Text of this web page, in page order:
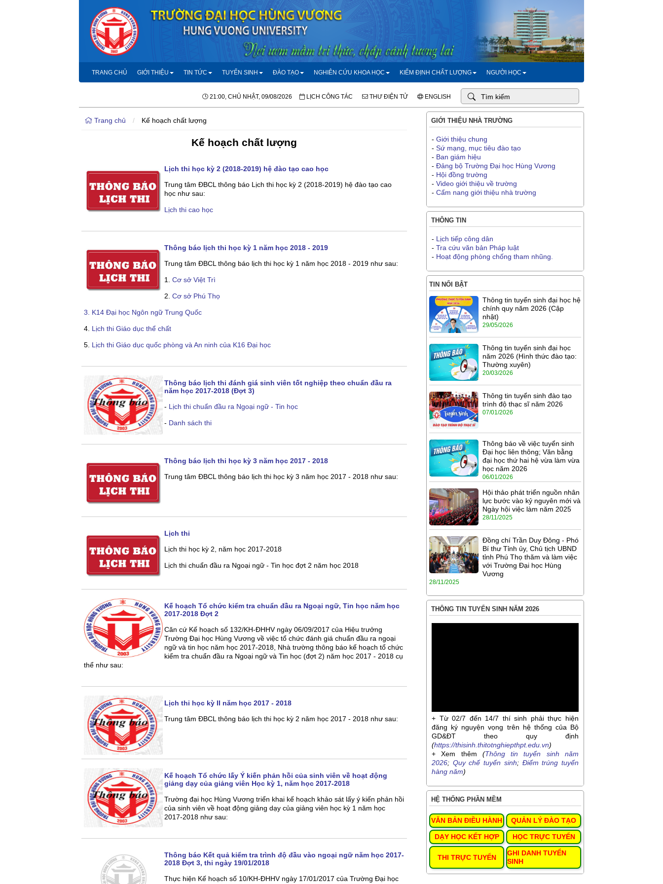
TRANG CHỦ GIỚI THIỆU TIN TỨC TUYỂN SINH ĐÀO TẠO NGHIÊN CỨU KHOA HỌC KIỂM ĐỊNH CHẤT LƯỢNG NGƯỜI HỌC
21:00, CHỦ NHẬT, 09/08/2026 LỊCH CÔNG TÁC THƯ ĐIỆN TỬ ENGLISH
Trang chủ / Kế hoạch chất lượng
Kế hoạch chất lượng
Lịch thi học kỳ 2 (2018-2019) hệ đào tạo cao học
Trung tâm ĐBCL thông báo Lịch thi học kỳ 2 (2018-2019) hệ đào tạo cao
học như sau:
Lịch thi cao học
Thông báo lịch thi học kỳ 1 năm học 2018 - 2019
Trung tâm ĐBCL thông báo lịch thi học kỳ 1 năm học 2018 - 2019 như sau:
1. Cơ sở Việt Trì
2. Cơ sở Phú Thọ
3. K14 Đại học Ngôn ngữ Trung Quốc
4. Lịch thi Giáo dục thể chất
5. Lịch thi Giáo dục quốc phòng và An ninh của K16 Đại học
Thông báo lịch thi đánh giá sinh viên tốt nghiệp theo chuẩn đầu ra
năm học 2017-2018 (Đợt 3)
- Lịch thi chuẩn đầu ra Ngoại ngữ - Tin học
- Danh sách thi
Thông báo lịch thi học kỳ 3 năm học 2017 - 2018
Trung tâm ĐBCL thông báo lịch thi học kỳ 3 năm học 2017 - 2018 như sau:
Lịch thi
Lịch thi học kỳ 2, năm học 2017-2018
Lịch thi chuẩn đầu ra Ngoại ngữ - Tin học đợt 2 năm học 2018
Kế hoạch Tổ chức kiểm tra chuẩn đầu ra Ngoại ngữ, Tin học năm học
2017-2018 Đợt 2
Căn cứ Kế hoạch số 132/KH-ĐHHV ngày 06/09/2017 của Hiệu trưởng
Trường Đại học Hùng Vương về việc tổ chức đánh giá chuẩn đầu ra ngoại
ngữ và tin học năm học 2017-2018, Nhà trường thông báo kế hoạch tổ chức
kiểm tra chuẩn đầu ra Ngoại ngữ và Tin học (đợt 2) năm học 2017 - 2018 cụ
thể như sau:
Lịch thi học kỳ II năm học 2017 - 2018
Trung tâm ĐBCL thông báo lịch thi học kỳ 2 năm học 2017 - 2018 như sau:
Kế hoạch Tổ chức lấy Ý kiến phản hồi của sinh viên về hoạt động
giảng dạy của giảng viên Học kỳ 1, năm học 2017-2018
Trường đại học Hùng Vương triển khai kế hoạch khảo sát lấy ý kiến phản hồi
của sinh viên về hoạt động giảng dạy của giảng viên học kỳ 1 năm học
2017-2018 như sau:
Thông báo Kết quả kiểm tra trình độ đầu vào ngoại ngữ năm học 2017-
2018 Đợt 3, thi ngày 19/01/2018
Thực hiện Kế hoạch số 10/KH-ĐHHV ngày 17/01/2017 của Trường Đại học
GIỚI THIỆU NHÀ TRƯỜNG
- Giới thiệu chung
- Sứ mạng, mục tiêu đào tạo
- Ban giám hiệu
- Đảng bộ Trường Đại học Hùng Vương
- Hội đồng trường
- Video giới thiệu về trường
- Cẩm nang giới thiệu nhà trường
THÔNG TIN
- Lịch tiếp công dân
- Tra cứu văn bản Pháp luật
- Hoạt động phòng chống tham nhũng.
TIN NỔI BẬT
Thông tin tuyển sinh đại học hệ
chính quy năm 2026 (Cập
nhật)
29/05/2026
Thông tin tuyển sinh đại học
năm 2026 (Hình thức đào tạo:
Thường xuyên)
20/03/2026
Thông tin tuyển sinh đào tạo
trình độ thạc sĩ năm 2026
07/01/2026
Thông báo về việc tuyển sinh
Đại học liên thông; Văn bằng
đại học thứ hai hệ vừa làm vừa
học năm 2026
06/01/2026
Hội thảo phát triển nguồn nhân
lực bước vào kỷ nguyên mới và
Ngày hội việc làm năm 2025
28/11/2025
Đồng chí Trần Duy Đông - Phó
Bí thư Tỉnh ủy, Chủ tịch UBND
tỉnh Phú Thọ thăm và làm việc
với Trường Đại học Hùng
Vương
28/11/2025
THÔNG TIN TUYỂN SINH NĂM 2026
+ Từ 02/7 đến 14/7 thí sinh phải thực hiện
đăng ký nguyện vọng trên hệ thống của Bộ
GD&ĐT theo quy định
(https://thisinh.thitotnghiepthpt.edu.vn)
+ Xem thêm (Thông tin tuyển sinh năm
2026; Quy chế tuyển sinh; Điểm trúng tuyển
hàng năm)
HỆ THỐNG PHẦN MỀM
VĂN BẢN ĐIỀU HÀNH QUẢN LÝ ĐÀO TẠO
DẠY HỌC KẾT HỢP HỌC TRỰC TUYẾN
THI TRỰC TUYẾN
GHI DANH TUYỂN
SINH